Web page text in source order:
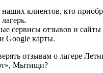
клиентов, кто
сервисы отзывов и сайты
Google карты.
отзывам о лагере
Мытищи?